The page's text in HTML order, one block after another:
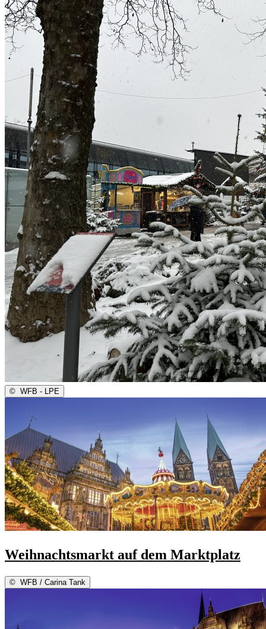
© WFB - LPE
Weihnachtsmarkt auf dem Marktplatz
© WFB / Carina Tank